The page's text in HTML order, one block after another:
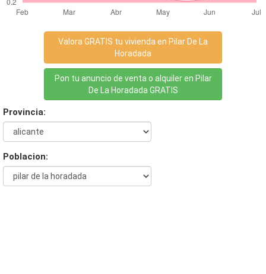
Valora GRATIS tu vivienda en Pilar De La
Horadada
Pon tu anuncio de venta o alquiler en Pilar
De La Horadada GRATIS
Provincia:
Poblacion: